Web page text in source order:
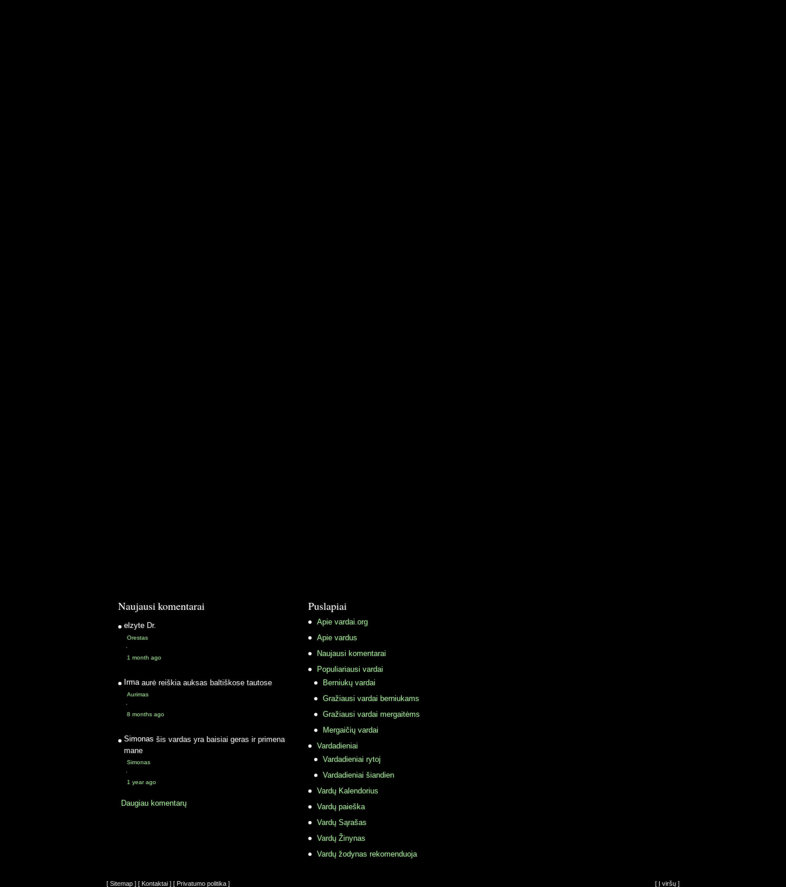
Naujausi komentarai
elzyte Dr.
Orestas
·
1 month ago
Irma aurė reiškia auksas baltiškose tautose
Aurimas
·
8 months ago
Simonas šis vardas yra baisiai geras ir primena
mane
Simonas
·
1 year ago
Daugiau komentarų
Puslapiai
Apie vardai.org
Apie vardus
Naujausi komentarai
Populiariausi vardai
Berniukų vardai
Gražiausi vardai berniukams
Gražiausi vardai mergaitėms
Mergaičių vardai
Vardadieniai
Vardadieniai rytoj
Vardadieniai šiandien
Vardų Kalendorius
Vardų paieška
Vardų Sąrašas
Vardų Žinynas
Vardų žodynas rekomenduoja
[ Sitemap ] [ Kontaktai ] [ Privatumo politika ] [ Į viršų ]